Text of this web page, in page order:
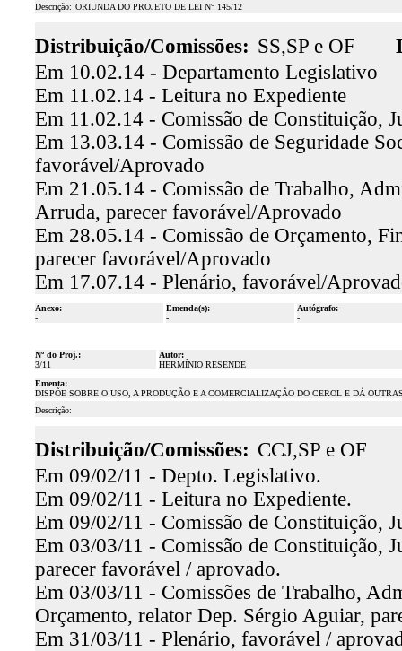
Descrição: ORIUNDA DO PROJETO DE LEI N° 145/12
Distribuição/Comissões: SS,SP e OF
Em 10.02.14 - Departamento Legislativo
Em 11.02.14 - Leitura no Expediente
Em 11.02.14 - Comissão de Constituição,
Em 13.03.14 - Comissão de Seguridade
favorável/Aprovado
Em 21.05.14 - Comissão de Trabalho,
Arruda, parecer favorável/Aprovado
Em 28.05.14 - Comissão de Orçamento,
parecer favorável/Aprovado
Em 17.07.14 - Plenário, favorável/
Anexo:
-
Emenda(s):
-
Autógrafo:
-
Nº do Proj.:
3/11
Autor:
HERMÍNIO RESENDE
Ementa:
DISPÕE SOBRE O USO, A PRODUÇÃO E A COMERCIALIZAÇÃO DO CEROL E DÁ
Descrição:
Distribuição/Comissões: CCJ,SP e OF
Em 09/02/11 - Depto. Legislativo.
Em 09/02/11 - Leitura no Expediente.
Em 09/02/11 - Comissão de Constituição,
Em 03/03/11 - Comissão de Constituição,
parecer favorável / aprovado.
Em 03/03/11 - Comissões de Trabalho,
Orçamento, relator Dep. Sérgio Aguiar,
Em 31/03/11 - Plenário, favorável /